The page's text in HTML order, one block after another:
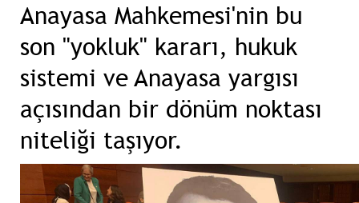
Anayasa Mahkemesi'nin bu
son "yokluk" kararı, hukuk
sistemi ve Anayasa yargısı
açısından bir dönüm noktası
niteliği taşıyor.